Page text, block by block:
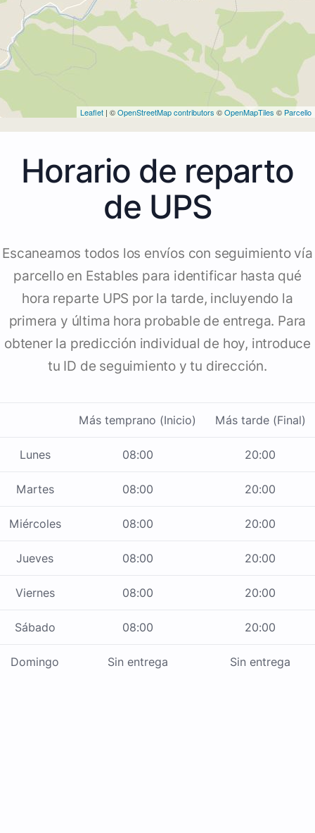
Leaflet | ©OpenStreetMap contributors ©OpenMapTiles © Parcello
Horario de reparto
de UPS
Escaneamos todos los envíos con seguimiento vía
parcello en Estables para identificar hasta qué
hora reparte UPS por la tarde, incluyendo la
primera y última hora probable de entrega. Para
obtener la predicción individual de hoy, introduce
tu ID de seguimiento y tu dirección.
Más temprano (Inicio) Más tarde (Final)
Lunes 08:00 20:00
Martes 08:00 20:00
Miércoles 08:00 20:00
Jueves 08:00 20:00
Viernes 08:00 20:00
Sábado 08:00 20:00
Domingo Sin entrega Sin entrega